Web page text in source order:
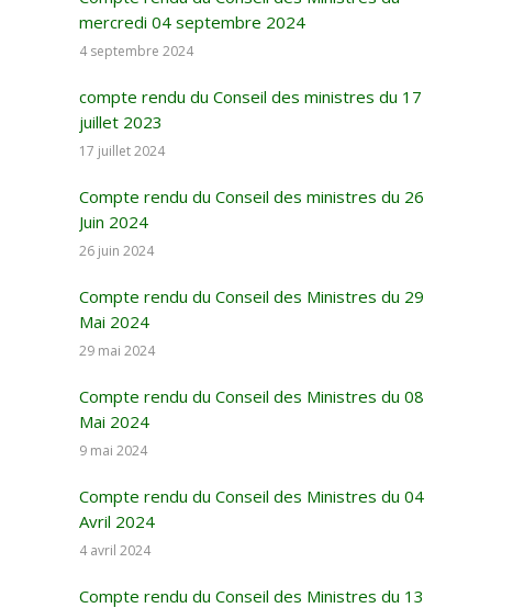
mercredi 04 septembre 2024
4 septembre 2024
compte rendu du Conseil des ministres du 17
juillet 2023
17 juillet 2024
Compte rendu du Conseil des ministres du 26
Juin 2024
26 juin 2024
Compte rendu du Conseil des Ministres du 29
Mai 2024
29 mai 2024
Compte rendu du Conseil des Ministres du 08
Mai 2024
9 mai 2024
Compte rendu du Conseil des Ministres du 04
Avril 2024
4 avril 2024
Compte rendu du Conseil des Ministres du 13